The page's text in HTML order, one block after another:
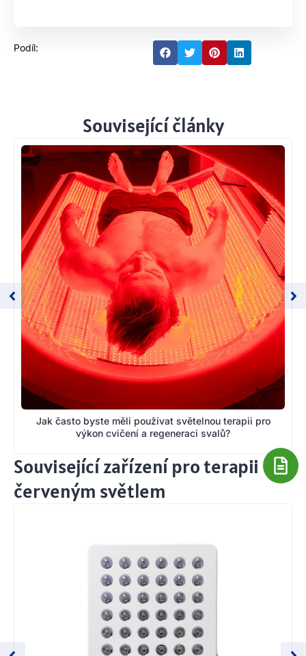
Podíl:
Související články
Jak často byste měli používat světelnou terapii pro
výkon cvičení a regeneraci svalů?
Související zařízení pro terapii
červeným světlem